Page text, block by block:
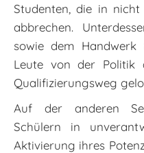
Studenten, die in
abbrechen.
sowie dem
Leute von der Politik
Qualifizierungsweg
Auf der anderen
Schülern in
Aktivierung ihres